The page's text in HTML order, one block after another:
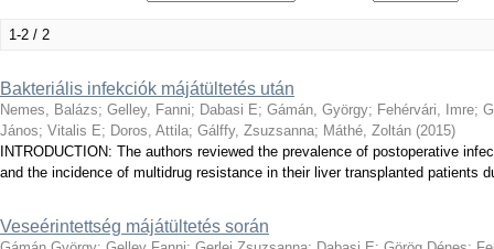
1-2 / 2
Bakteriális infekciók májátültetés után
Nemes, Balázs; Gelley, Fanni; Dabasi E; Gámán, György; Fehérvári, Imre;
János; Vitalis E; Doros, Attila; Gálffy, Zsuzsanna; Máthé, Zoltán (2015)
INTRODUCTION: The authors reviewed the prevalence of postoperative
and the incidence of multidrug resistance in their liver transplanted patients
Veseérintettség májátültetés során